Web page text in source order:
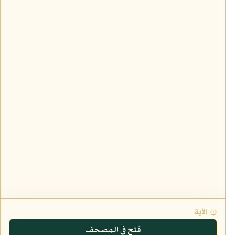
۞ الآية
فتح في المصحف